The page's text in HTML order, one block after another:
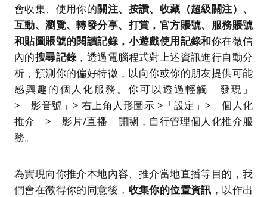
會收集、使用你的關注、按讚、收藏（超級關注）、
互動、瀏覽、轉發分享、打賞，官方賬號、 服務賬號
和貼圖賬號的閱讀記錄， 小遊戲使用記錄和你在微信
內的搜尋記錄，透過電腦程式對上述資訊進行自動分
析，預測你的偏好特徵，以向你或你的朋友提供可能
感興趣的個人化服務。你可以透過輕觸「發現」
>「影音號」> 右上角人形圖示 >「設定」>「個人化
推介」>「影片/直播」開關，自行管理個人化推介服
務。
為實現向你推介本地內容、推介當地直播等目的，我
們會在徵得你的同意後， 收集你的位置資訊 ，以作出